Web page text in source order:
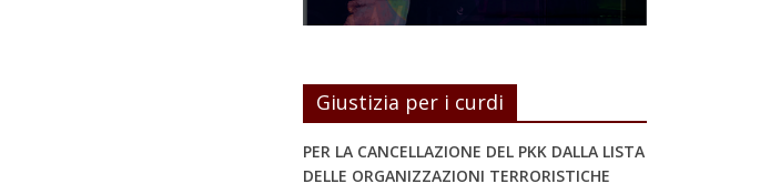
Giustizia per i curdi
PER LA CANCELLAZIONE DEL PKK DALLA LISTA
DELLE ORGANIZZAZIONI TERRORISTICHE